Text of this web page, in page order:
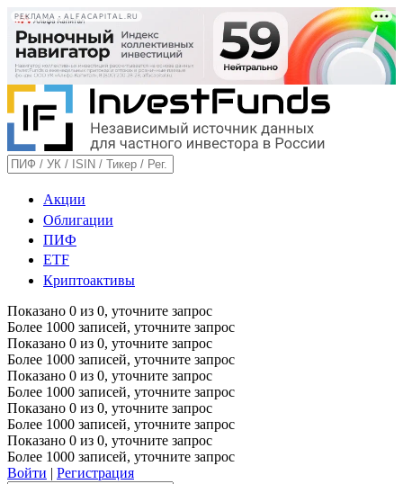
РЕКЛАМА • ALFACAPITAL.RU
Акции
Облигации
ПИФ
ETF
Криптоактивы
Показано 0 из 0, уточните запрос
Более 1000 записей, уточните запрос
Показано 0 из 0, уточните запрос
Более 1000 записей, уточните запрос
Показано 0 из 0, уточните запрос
Более 1000 записей, уточните запрос
Показано 0 из 0, уточните запрос
Более 1000 записей, уточните запрос
Показано 0 из 0, уточните запрос
Более 1000 записей, уточните запрос
Войти | Регистрация